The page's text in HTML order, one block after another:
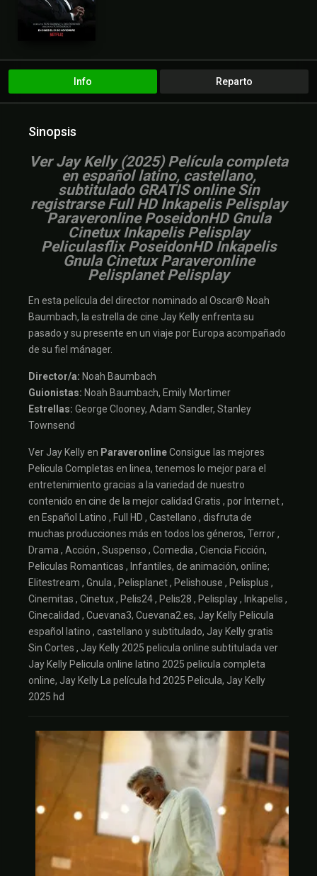
Info Reparto
Sinopsis
Ver Jay Kelly (2025) Película completa
en español latino, castellano,
subtitulado GRATIS online Sin
registrarse Full HD Inkapelis Pelisplay
Paraveronline PoseidonHD Gnula
Cinetux Inkapelis Pelisplay
Peliculasflix PoseidonHD Inkapelis
Gnula Cinetux Paraveronline
Pelisplanet Pelisplay
En esta película del director nominado al Oscar® Noah
Baumbach, la estrella de cine Jay Kelly enfrenta su
pasado y su presente en un viaje por Europa acompañado
de su fiel mánager.
Director/a: Noah Baumbach
Guionistas: Noah Baumbach, Emily Mortimer
Estrellas: George Clooney, Adam Sandler, Stanley
Townsend
Ver Jay Kelly en ParaveronlineConsigue las mejores
Pelicula Completas en linea, tenemos lo mejor para el
entretenimiento gracias a la variedad de nuestro
contenido en cine de la mejor calidad Gratis , por Internet ,
en Español Latino , Full HD , Castellano , disfruta de
muchas producciones más en todos los géneros, Terror ,
Drama , Acción , Suspenso , Comedia , Ciencia Ficción,
Peliculas Romanticas , Infantiles, de animación, online;
Elitestream , Gnula , Pelisplanet , Pelishouse , Pelisplus ,
Cinemitas , Cinetux , Pelis24 , Pelis28 , Pelisplay , Inkapelis ,
Cinecalidad , Cuevana3, Cuevana2.es, Jay Kelly Pelicula
español latino , castellano y subtitulado, Jay Kelly gratis
Sin Cortes , Jay Kelly 2025 pelicula online subtitulada ver
Jay Kelly Pelicula online latino 2025 pelicula completa
online, Jay Kelly La película hd 2025 Pelicula, Jay Kelly
2025 hd